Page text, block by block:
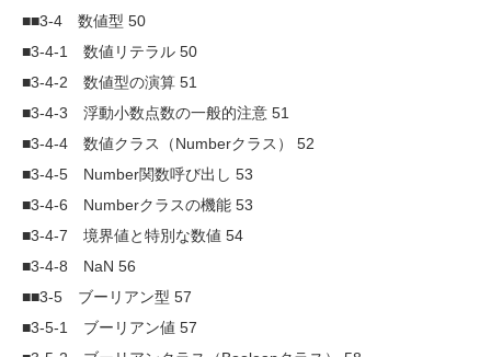
■■3-4 数値型 50
■3-4-1 数値リテラル 50
■3-4-2 数値型の演算 51
■3-4-3 浮動小数点数の一般的注意 51
■3-4-4 数値クラス（Numberクラス） 52
■3-4-5 Number関数呼び出し 53
■3-4-6 Numberクラスの機能 53
■3-4-7 境界値と特別な数値 54
■3-4-8 NaN 56
■■3-5 ブーリアン型 57
■3-5-1 ブーリアン値 57